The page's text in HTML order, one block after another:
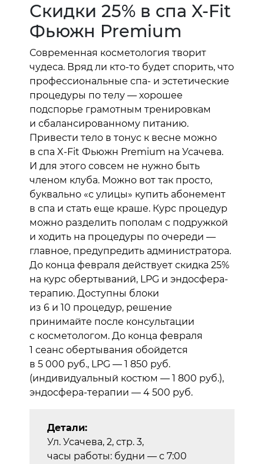
Скидки 25% в спа X-Fit
Фьюжн Premium
Современная косметология творит
чудеса. Вряд ли кто-то будет спорить, что
профессиональные спа- и эстетические
процедуры по телу — хорошее
подспорье грамотным тренировкам
и сбалансированному питанию.
Привести тело в тонус к весне можно
в спа X-Fit Фьюжн Premium на Усачева.
И для этого совсем не нужно быть
членом клуба. Можно вот так просто,
буквально «с улицы» купить абонемент
в спа и стать еще краше. Курс процедур
можно разделить пополам с подружкой
и ходить на процедуры по очереди —
главное, предупредить администратора.
До конца февраля действует скидка 25%
на курс обертываний, LPG и эндосфера-
терапию. Доступны блоки
из 6 и 10 процедур, решение
принимайте после консультации
с косметологом. До конца февраля
1 сеанс обертывания обойдется
в 5 000 руб., LPG — 1 850 руб.
(индивидуальный костюм — 1 800 руб.),
эндосфера-терапии — 4 500 руб.
Детали:
Ул. Усачева, 2, стр. 3,
часы работы: будни — с 7:00